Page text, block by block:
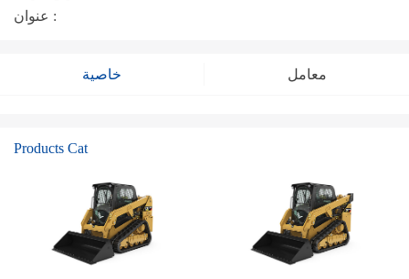
عنوان :
خاصية معامل
Products Cat